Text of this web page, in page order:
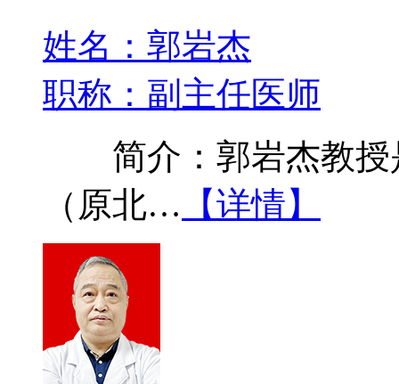
姓名：郭岩杰
职称：副主任医师
简介：郭岩杰教授
（原北… 【详情】